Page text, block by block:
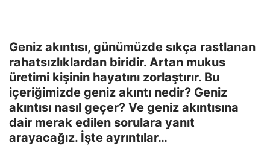
Geniz akıntısı, günümüzde sıkça rastlanan
rahatsızlıklardan biridir. Artan mukus
üretimi kişinin hayatını zorlaştırır. Bu
içeriğimizde geniz akıntı nedir? Geniz
akıntısı nasıl geçer? Ve geniz akıntısına
dair merak edilen sorulara yanıt
arayacağız. İşte ayrıntılar…